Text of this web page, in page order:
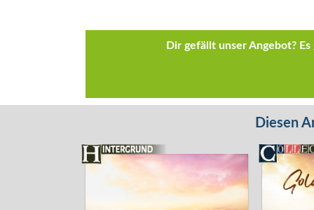
Dir gefällt unser Angebot?
Diesen